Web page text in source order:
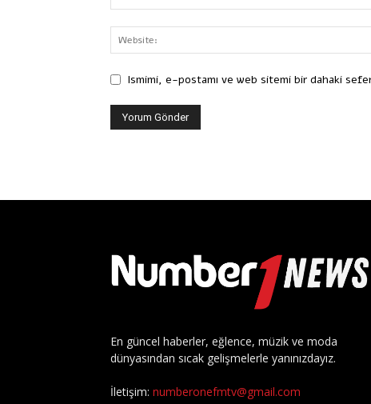
Ismimi, e-postamı ve web sitemi bir dahaki
En güncel haberler, eğlence, müzik ve moda
dünyasından sıcak gelişmelerle yanınızdayız.
İletişim: numberonefmtv@gmail.com